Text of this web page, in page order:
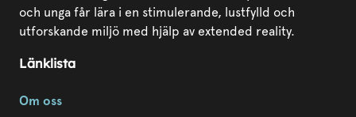
och unga får lära i en stimulerande, lustfylld och
utforskande miljö med hjälp av extended reality.
Länklista
Om oss